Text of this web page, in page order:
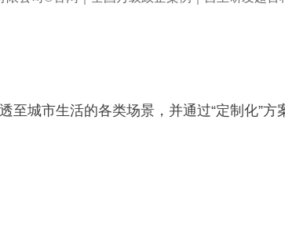
城市生活的各类场景，并通过“定制化”方